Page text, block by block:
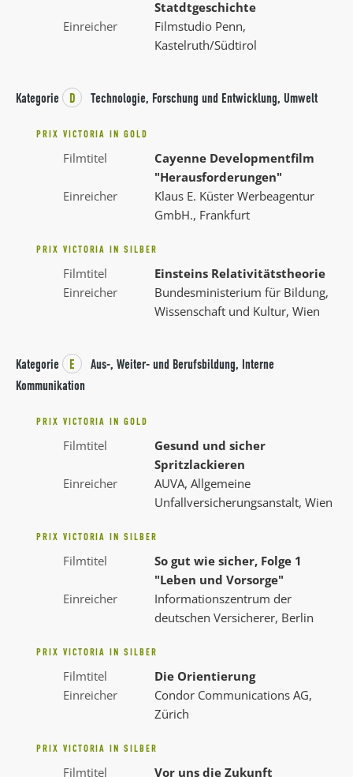
Statdtgeschichte
Einreicher
Filmstudio Penn,
Kastelruth/Südtirol
Kategorie D Technologie, Forschung und Entwicklung, Umwelt
PRIX VICTORIA IN GOLD
Filmtitel
Cayenne Developmentfilm
"Herausforderungen"
Einreicher
Klaus E. Küster Werbeagentur
GmbH., Frankfurt
PRIX VICTORIA IN SILBER
Filmtitel
Einsteins Relativitätstheorie
Einreicher
Bundesministerium für Bildung,
Wissenschaft und Kultur, Wien
Kategorie E
Aus-, Weiter- und Berufsbildung, Interne
Kommunikation
PRIX VICTORIA IN GOLD
Filmtitel
Gesund und sicher
Spritzlackieren
Einreicher
AUVA, Allgemeine
Unfallversicherungsanstalt, Wien
PRIX VICTORIA IN SILBER
Filmtitel
So gut wie sicher, Folge 1
"Leben und Vorsorge"
Einreicher
Informationszentrum der
deutschen Versicherer, Berlin
PRIX VICTORIA IN SILBER
Filmtitel
Die Orientierung
Einreicher
Condor Communications AG,
Zürich
PRIX VICTORIA IN SILBER
Filmtitel
Vor uns die Zukunft